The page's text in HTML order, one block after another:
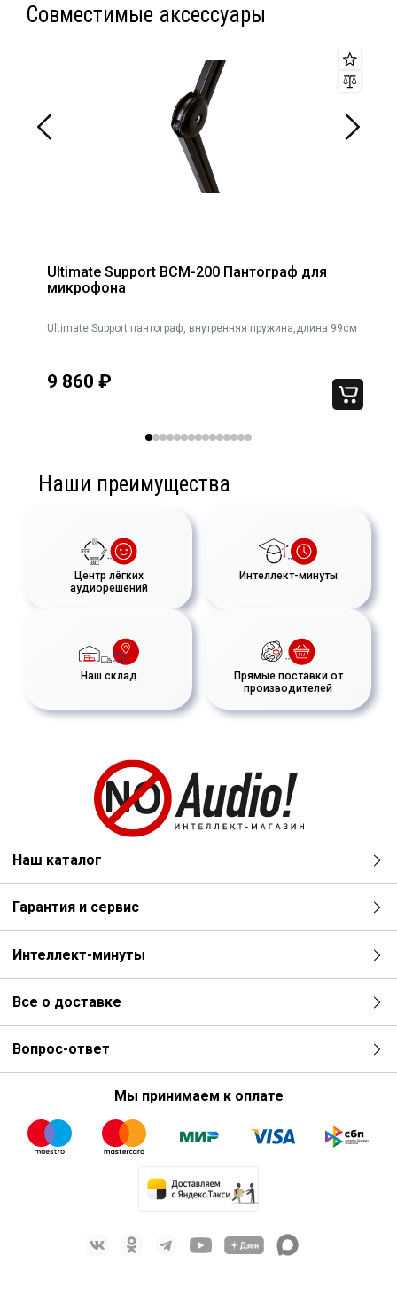
Совместимые аксессуары
Ultimate Support BCM-200 Пантограф для
микрофона
Ultimate Support пантограф, внутренняя пружина,длина 99см
9 860 ₽
Наши преимущества
Центр лёгких
аудиорешений
Интеллект-минуты
Наш склад
Прямые поставки от
производителей
Наш каталог
Гарантия и сервис
Интеллект-минуты
Все о доставке
Вопрос-ответ
Мы принимаем к оплате